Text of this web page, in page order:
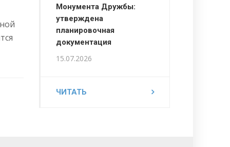
Монумента Дружбы:
утверждена
планировочная
документация
15.07.2026
ЧИТАТЬ